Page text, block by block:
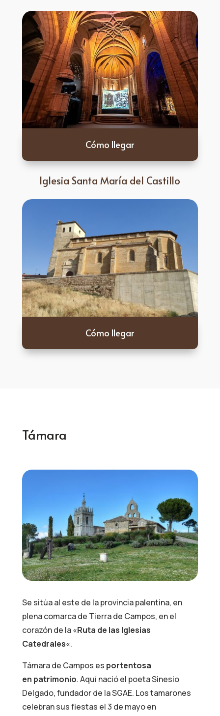
Cómo llegar
Iglesia Santa María del Castillo
Cómo llegar
Támara
Se sitúa al este de la provincia palentina, en
plena comarca de Tierra de Campos, en el
corazón de la «Ruta de las Iglesias
Catedrales«.
Támara de Campos es portentosa
en patrimonio. Aquí nació el poeta Sinesio
Delgado, fundador de la SGAE. Los tamarones
celebran sus fiestas el 3 de mayo en